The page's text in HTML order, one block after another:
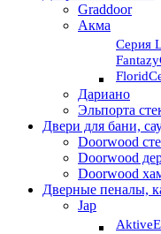
Graddoor
Акма
Серия
Fantazy
Florid
Дариано
Эльпорта
Двери для бани,
Doorwood
Doorwood
Doorwood
Дверные пеналы,
Jap
Aktive